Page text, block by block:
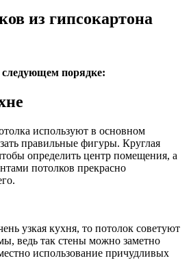
из гипсокартона
порядке:
используют в основном
правильные фигуры. Круглая
определить центр помещения, а
потолков прекрасно
узкая кухня, то потолок советуют
ведь так стены можно заметно
использование причудливых